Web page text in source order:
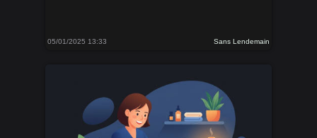
05/01/2025 13:33 Sans Lendemain